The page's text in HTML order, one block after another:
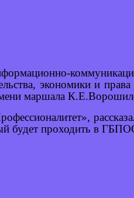
экономики и
маршала
будет проходить в